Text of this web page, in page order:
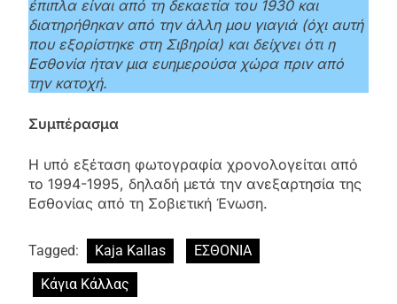
έπιπλα είναι από τη δεκαετία του 1930 και
διατηρήθηκαν από την άλλη μου γιαγιά (όχι αυτή
που εξορίστηκε στη Σιβηρία) και δείχνει ότι η
Εσθονία ήταν μια ευημερούσα χώρα πριν από
την κατοχή.
Συμπέρασμα
Η υπό εξέταση φωτογραφία χρονολογείται από
το 1994-1995, δηλαδή μετά την ανεξαρτησία της
Εσθονίας από τη Σοβιετική Ένωση.
Tagged: Kaja Kallas
ΕΣΘΟΝΙΑ
Κάγια Κάλλας